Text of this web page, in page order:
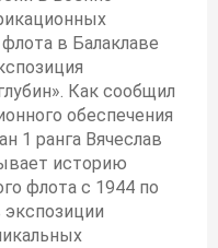
в Балаклаве
Как сообщил
обеспечения
1 ранга Вячеслав
историю
флота с 1944 по